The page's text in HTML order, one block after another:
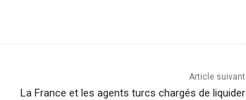
Article suivant
La France et les agents turcs chargés de liquider